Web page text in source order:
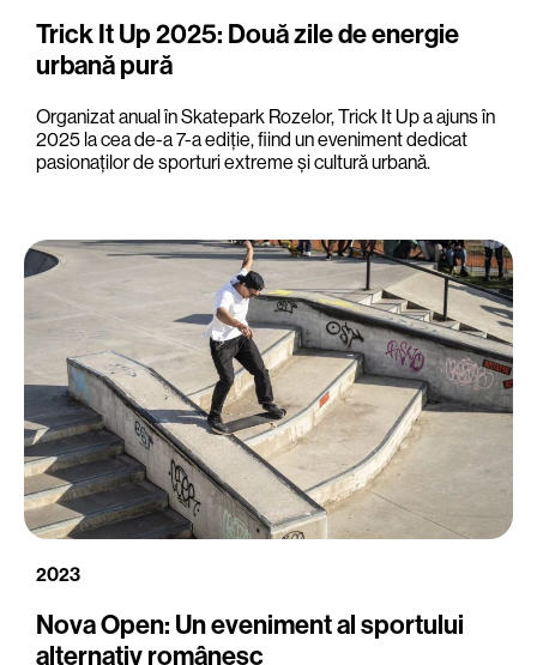
Trick It Up 2025: Două zile de energie
urbană pură
Organizat anual în Skatepark Rozelor, Trick It Up a ajuns în
2025 la cea de-a 7-a ediție, fiind un eveniment dedicat
pasionaților de sporturi extreme și cultură urbană.
2023
Nova Open: Un eveniment al sportului
alternativ românesc